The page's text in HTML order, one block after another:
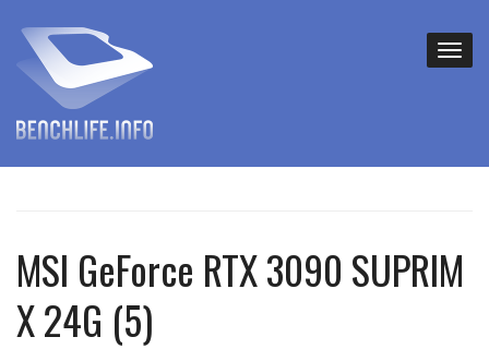
MSI GeForce RTX 3090 SUPRIM
X 24G (5)